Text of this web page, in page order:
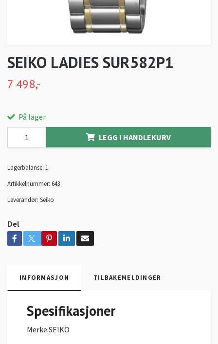
SEIKO LADIES SUR582P1
7 498,-
På lager
LEGG I HANDLEKURV
Lagerbalanse: 1
Artikkelnummer: 643
Leverandør: Seiko
Del
INFORMASJON TILBAKEMELDINGER
Spesifikasjoner
Merke:SEIKO